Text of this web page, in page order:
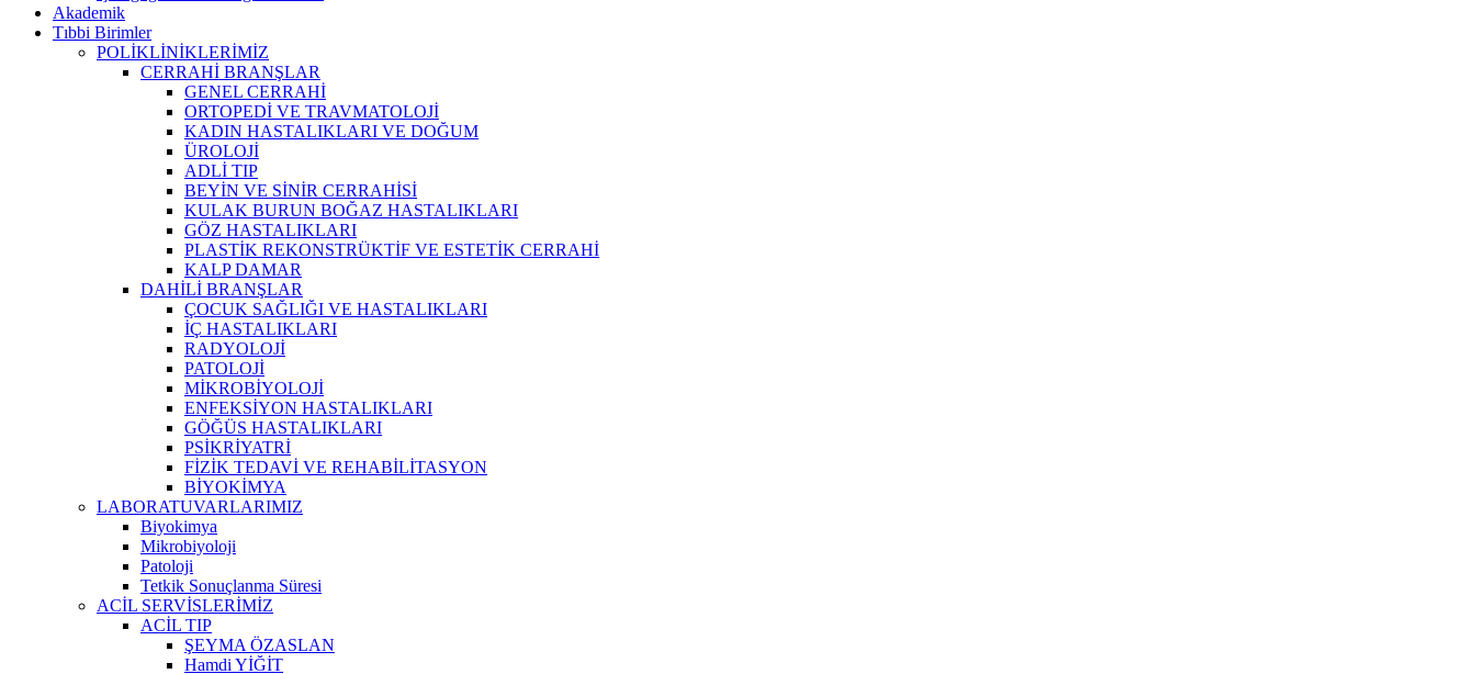
Akademik
Tıbbi Birimler
POLİKLİNİKLERİMİZ
CERRAHİ BRANŞLAR
GENEL CERRAHİ
ORTOPEDİ VE TRAVMATOLOJİ
KADIN HASTALIKLARI VE DOĞUM
ÜROLOJİ
ADLİ TIP
BEYİN VE SİNİR CERRAHİSİ
KULAK BURUN BOĞAZ HASTALIKLARI
GÖZ HASTALIKLARI
PLASTİK REKONSTRÜKTİF VE ESTETİK CERRAHİ
KALP DAMAR
DAHİLİ BRANŞLAR
ÇOCUK SAĞLIĞI VE HASTALIKLARI
İÇ HASTALIKLARI
RADYOLOJİ
PATOLOJİ
MİKROBİYOLOJİ
ENFEKSİYON HASTALIKLARI
GÖĞÜS HASTALIKLARI
PSİKRİYATRİ
FİZİK TEDAVİ VE REHABİLİTASYON
BİYOKİMYA
LABORATUVARLARIMIZ
Biyokimya
Mikrobiyoloji
Patoloji
Tetkik Sonuçlanma Süresi
ACİL SERVİSLERİMİZ
ACİL TIP
ŞEYMA ÖZASLAN
Hamdi YİĞİT